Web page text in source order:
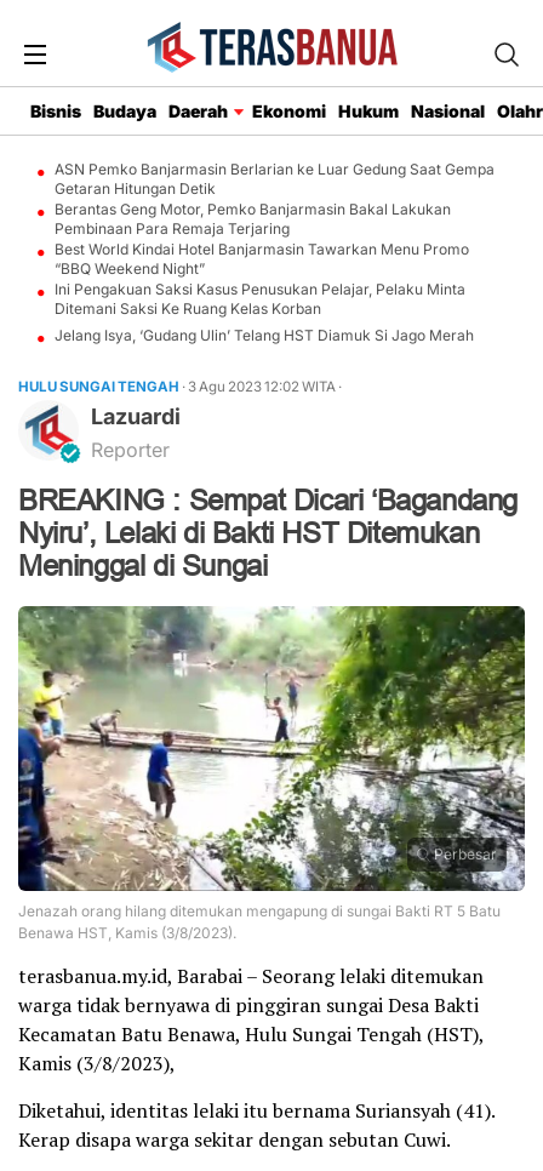
Bisnis Budaya Daerah Ekonomi Hukum Nasional
ASN Pemko Banjarmasin Berlarian ke Luar Gedung Saat Gempa
Getaran Hitungan Detik
Berantas Geng Motor, Pemko Banjarmasin Bakal Lakukan
Pembinaan Para Remaja Terjaring
Best World Kindai Hotel Banjarmasin Tawarkan Menu Promo
“BBQ Weekend Night”
Ini Pengakuan Saksi Kasus Penusukan Pelajar, Pelaku Minta
Ditemani Saksi Ke Ruang Kelas Korban
Jelang Isya, ‘Gudang Ulin’ Telang HST Diamuk Si Jago Merah
HULU SUNGAI TENGAH · 3 Agu 202312:02WITA ·
Lazuardi
Reporter
BREAKING : Sempat Dicari ‘Bagandang
Nyiru’, Lelaki di Bakti HST Ditemukan
Meninggal di Sungai
Perbesar
Jenazah orang hilang ditemukan mengapung di sungai Bakti RT 5 Batu
Benawa HST, Kamis (3/8/2023).
terasbanua.my.id, Barabai – Seorang lelaki ditemukan
warga tidak bernyawa di pinggiran sungai Desa Bakti
Kecamatan Batu Benawa, Hulu Sungai Tengah (HST),
Kamis (3/8/2023),
Diketahui, identitas lelaki itu bernama Suriansyah (41).
Kerap disapa warga sekitar dengan sebutan Cuwi.